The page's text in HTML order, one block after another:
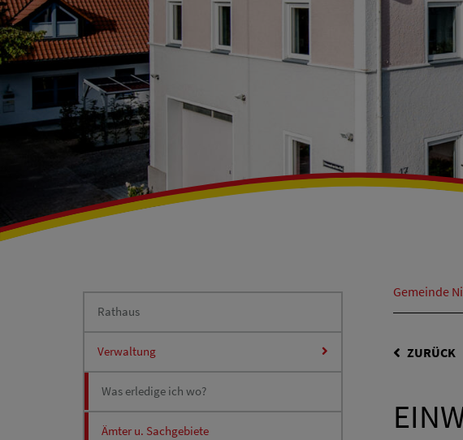
Rathaus
Verwaltung
Was erledige ich wo?
Ämter u. Sachgebiete
Gemeinde
ZURÜCK